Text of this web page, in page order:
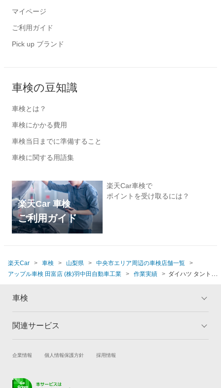
マイページ
ご利用ガイド
Pick up ブランド
車検の豆知識
車検とは？
車検にかかる費用
車検当日までに準備すること
車検に関する用語集
楽天Car 車検
ご利用ガイド
楽天Car車検で
ポイントを受け取るには？
楽天Car 車検 山梨県
中央市エリア周辺の車検店舗一覧
アップル車検 田富店 (株)羽中田自動車工業
作業実績
ダイハツ タント
車検
トップ
車検の基礎知識 キャンペーン一覧
関連サービス
試乗・商談 新車購入
キズ修理予約
企業情報 個人情報保護方針 採用情報